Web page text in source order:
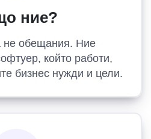
ние?
не обещания. Ние
който работи,
бизнес нужди и цели.